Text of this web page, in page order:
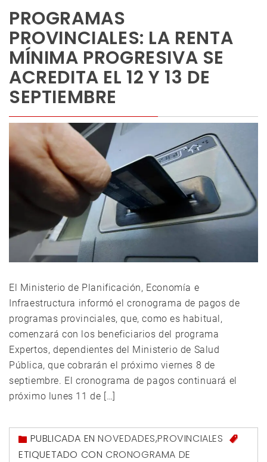
PROGRAMAS
PROVINCIALES: LA RENTA
MÍNIMA PROGRESIVA SE
ACREDITA EL 12 Y 13 DE
SEPTIEMBRE
El Ministerio de Planificación, Economía e
Infraestructura informó el cronograma de pagos de
programas provinciales, que, como es habitual,
comenzará con los beneficiarios del programa
Expertos, dependientes del Ministerio de Salud
Pública, que cobrarán el próximo viernes 8 de
septiembre. El cronograma de pagos continuará el
próximo lunes 11 de […]
PUBLICADA ENNOVEDADES,PROVINCIALES
ETIQUETADO CON CRONOGRAMA DE